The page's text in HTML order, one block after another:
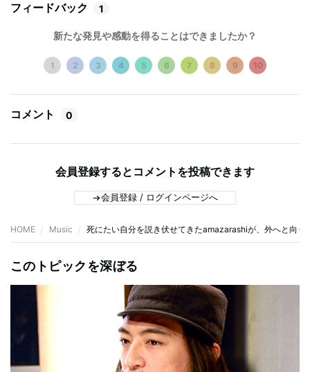
フィードバック 1
新たな発見や感動を得ることはできましたか？
1 2 3 4 5 6 7 8 9 10
コメント 0
会員登録するとコメントを投稿できます
会員登録 / ログインページへ
HOME Music 死にたい自分を説き伏せてきたamazarashiが、外へと向う
このトピックを深ぼる